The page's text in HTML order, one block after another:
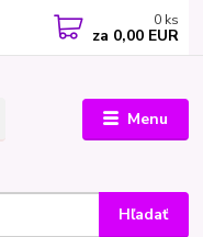
Menu
Hľadať
0 ks
za 0,00 EUR